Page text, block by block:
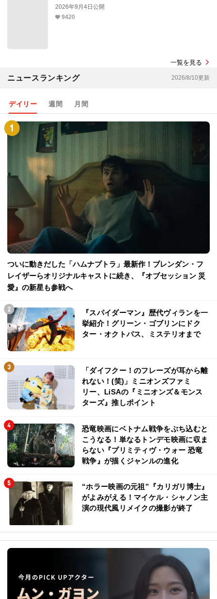
2026年9月4日公開
9420
一覧を見る
ニュースランキング 2026/8/10更新
デイリー 週間 月間
ついに動きだした「ハムナプトラ」最新作！ブレンダン・フ
レイザーらオリジナルキャストに続き、『オブセッション 災
愛』の新星も参戦へ
『スパイダーマン』歴代ヴィランを一
挙紹介！グリーン・ゴブリンにドク
ター・オクトパス、ミステリオまで
「ダイフクー！のフレーズが耳から離
れない！(笑)」ミニオンズファミ
リー、LiSAの『ミニオンズ＆モンス
ターズ』推しポイント
恐竜映画にベトナム戦争をぶち込むと
こうなる！単なるトンデモ映画に収ま
らない『プリミティヴ・ウォー 恐竜
戦争』が描くジャンルの進化
“ホラー映画の元祖”『カリガリ博士』
がよみがえる！マイケル・シャノン主
演の現代風リメイクの撮影が終了